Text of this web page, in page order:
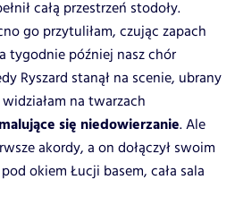
całą przestrzeń stodoły.
go przytuliłam, czując zapach
tygodnie później nasz chór
Ryszard stanął na scenie, ubrany
na twarzach
malujące się niedowierzanie. Ale
akordy, a on dołączył swoim
okiem Łucji basem, cała sala